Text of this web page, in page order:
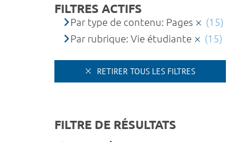
FILTRES ACTIFS
Par type de contenu: Pages
(15)
Par rubrique: Vie étudiante
(15)
RETIRER TOUS LES FILTRES
FILTRE DE RÉSULTATS